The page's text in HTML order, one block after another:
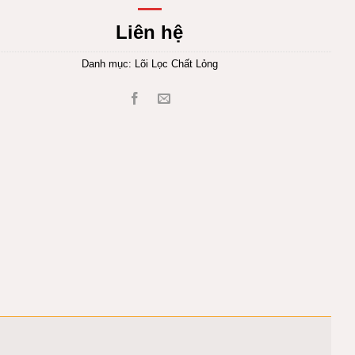
Liên hệ
Danh mục: Lõi Lọc Chất Lỏng